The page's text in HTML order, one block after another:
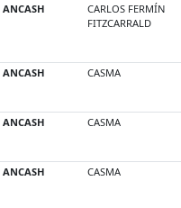
ANCASH
CARLOS FERMÍN
FITZCARRALD
ANCASH CASMA
ANCASH CASMA
ANCASH CASMA